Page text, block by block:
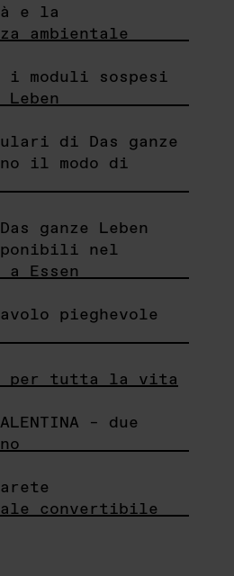
e la
ambientale
i moduli sospesi
di Das ganze
il modo di
ganze Leben
nel
a Essen
pieghevole
per tutta la vita
– due
convertibile